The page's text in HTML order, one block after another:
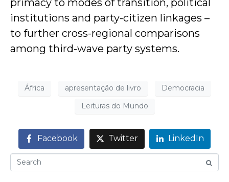
primacy to modes of transition, political
institutions and party-citizen linkages –
to further cross-regional comparisons
among third-wave party systems.
África apresentação de livro
Democracia
Leituras do Mundo
Facebook Twitter LinkedIn